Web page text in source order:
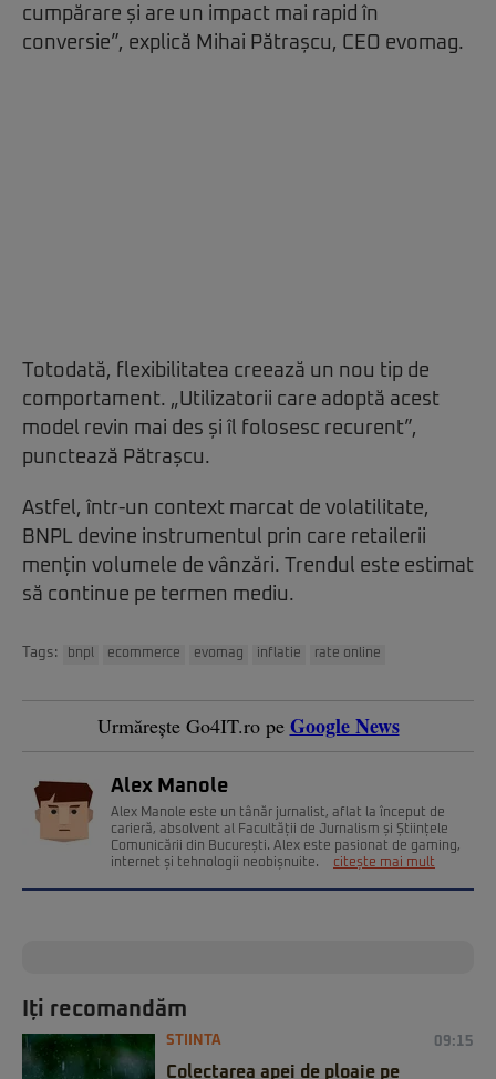
cumpărare și are un impact mai rapid în
conversie”, explică Mihai Pătrașcu, CEO evomag.
Totodată, flexibilitatea creează un nou tip de
comportament. „Utilizatorii care adoptă acest
model revin mai des și îl folosesc recurent”,
punctează Pătrașcu.
Astfel, într-un context marcat de volatilitate,
BNPL devine instrumentul prin care retailerii
mențin volumele de vânzări. Trendul este estimat
să continue pe termen mediu.
Tags: bnpl ecommerce evomag inflatie rate online
Urmărește Go4IT.ro pe Google News
Alex Manole
Alex Manole este un tânăr jurnalist, aflat la început de
carieră, absolvent al Facultății de Jurnalism și Științele
Comunicării din București. Alex este pasionat de gaming,
internet și tehnologii neobișnuite.
citește mai mult
Iți recomandăm
STIINTA 09:15
Colectarea apei de ploaie pe